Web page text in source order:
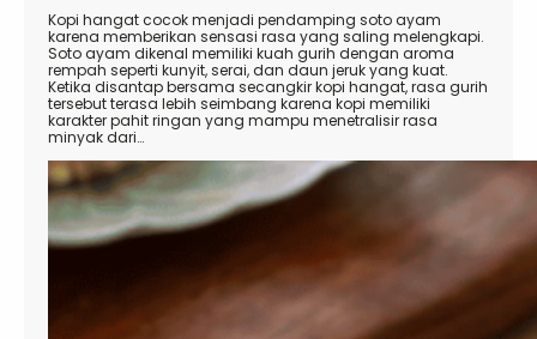
Kopi hangat cocok menjadi pendamping soto ayam
karena memberikan sensasi rasa yang saling melengkapi.
Soto ayam dikenal memiliki kuah gurih dengan aroma
rempah seperti kunyit, serai, dan daun jeruk yang kuat.
Ketika disantap bersama secangkir kopi hangat, rasa gurih
tersebut terasa lebih seimbang karena kopi memiliki
karakter pahit ringan yang mampu menetralisir rasa
minyak dari…